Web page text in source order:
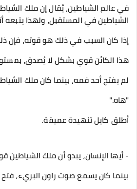
في عالم الشياطين، يُقال إن ملك
الشياطين في المستقبل، ولهذا يتبعه
إذا كان السبب في ذلك هو قوته، فإن
هذا الكائن قوي بشكل لا يُصدق،
لم يفتح أحد فمه، بينما كان ملك
"هاه."
أطلق كايل تنهيدة عميقة.
- أيها الإنسان، يبدو أن ملك الشياطين
بينما كان يسمع صوت راون البريء،